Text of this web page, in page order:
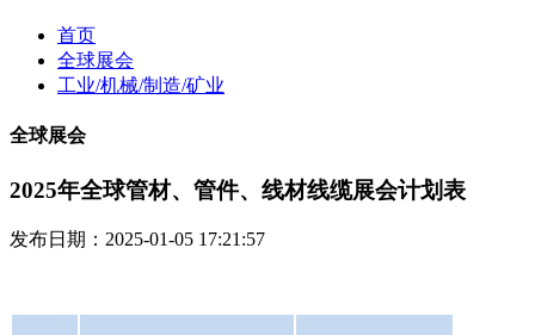
首页
全球展会
工业/机械/制造/矿业
全球展会
2025年全球管材、管件、线材线缆展会计划表
发布日期：2025-01-05 17:21:57